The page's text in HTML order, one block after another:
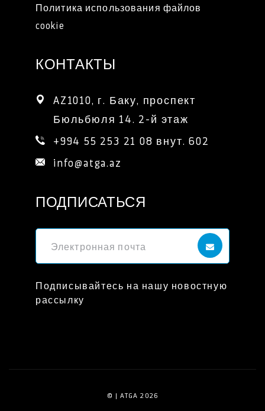
Политика использования файлов
cookie
КОНТАКТЫ
AZ1010, г. Баку, проспект
Бюльбюля 14. 2-й этаж
+994 55 253 21 08 внут. 602
info@atga.az
ПОДПИСАТЬСЯ
Подписывайтесь на нашу новостную
рассылку
© | ATGA 2026